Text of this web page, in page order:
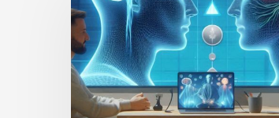
outils
EMDR
en
ligne
: